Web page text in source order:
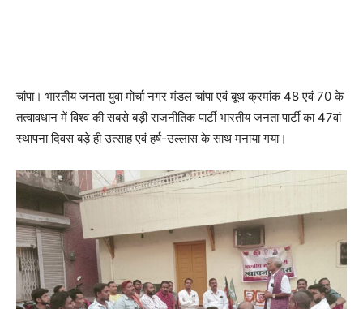
चांपा। भारतीय जनता युवा मोर्चा नगर मंडल चांपा एवं बूथ क्रमांक 48 एवं 70 के
तत्वावधान में विश्व की सबसे बड़ी राजनीतिक पार्टी भारतीय जनता पार्टी का 47वां
स्थापना दिवस बड़े ही उत्साह एवं हर्ष-उल्लास के साथ मनाया गया।